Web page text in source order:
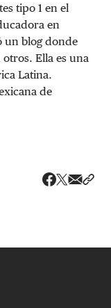
tipo 1 en el
en
un blog donde
Ella es una
Latina.
de